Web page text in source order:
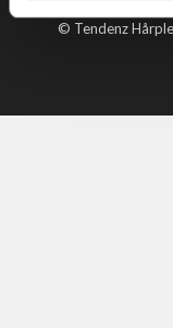
© Tendenz